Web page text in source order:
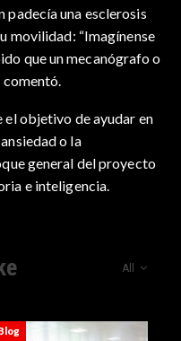
una esclerosis
movilidad: “Imagínense
que un mecanógrafo o
comentó.
el objetivo de ayudar en
o la
general del proyecto
e inteligencia.
All